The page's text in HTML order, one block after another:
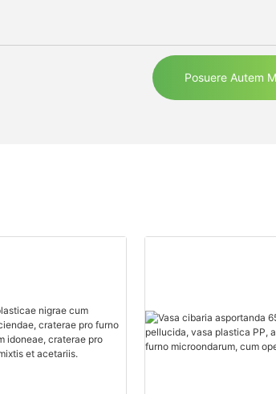
Posuere Autem